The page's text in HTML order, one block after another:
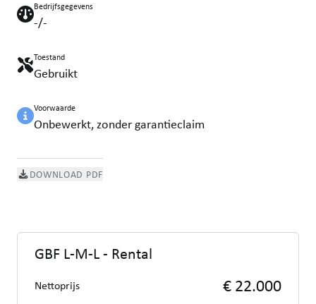
Bedrijfsgegevens
-/-
Toestand
Gebruikt
Voorwaarde
Onbewerkt, zonder garantieclaim
DOWNLOAD PDF
GBF L-M-L - Rental
Nettoprijs € 22.000